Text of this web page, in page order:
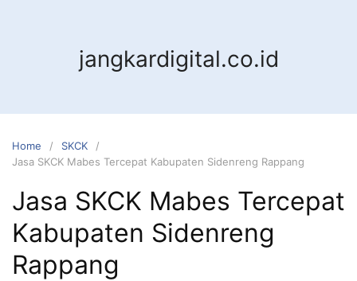
jangkardigital.co.id
Home
SKCK
Jasa SKCK Mabes Tercepat Kabupaten Sidenreng Rappang
Jasa SKCK Mabes Tercepat
Kabupaten Sidenreng
Rappang